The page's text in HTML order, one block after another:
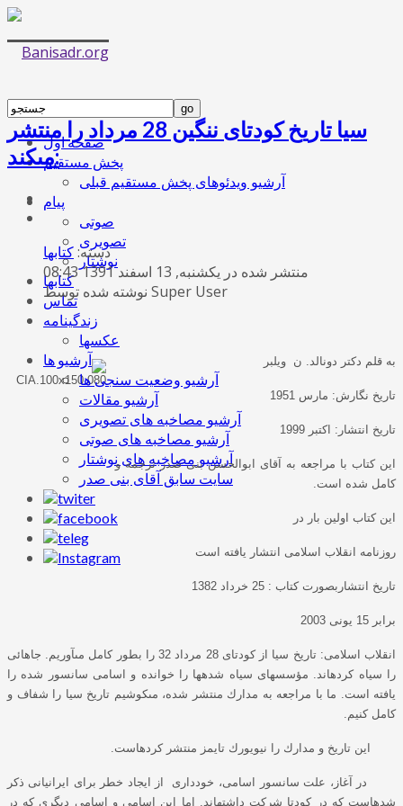
صفحه اول
پخش مستقیم
آرشیو ویدئوهای پخش مستقیم قبلی
پیام
صوتی
تصویری
نوشتار
کتابها
تماس
زندگینامه
عکسها
آرشیو ها
آرشیو وضعیت سنجی ها
آرشیو مقالات
آرشیو مصاخبه های تصویری
آرشیو مصاخبه های صوتی
آرشیو مصاخبه های نوشتار
سایت سابق آقای بنی صدر
سيا تاريخ كودتاى ننگين 28 مرداد را منتشر
مى‏كند:
دسته:کتابها
منتشر شده در یکشنبه, 13 اسفند 1391 08:43
نوشته شده توسط Super User
به قلم دكتر دونالد ن ويلبر
تاريخ نگارش: مارس
تاريخ انتشار : اكتبر
اين كتاب با مراجعه به آقاى ابوالحسن بنى صدر ترجمه و
كامل شده است
اين كتاب اولين بار در
روزنامه انقلاب اسلامى انتشار يافته است
تاريخ انتشاربصورت كتاب : 25 خرداد
برابر يونى
انقلاب اسلامى:تاريخ سيا از كودتاى 28 مرداد را بطور كامل مىآوريم
جاهائى
را
سياه كردهاند مؤسسهاى سياه شدهها را خوانده و اسامى سانسور شده را
يافته
است ما با مراجعه به مدارك منتشر شده، مىكوشيم تاريخ سيا را شفاف و
كامل كنيم
اين تاريخ و مدارك را نيويورك تايمز منتشر كردهاست
در آغاز، علت سانسور اسامى، خوددارى از ايجاد خطر براى ايرانيانى ذكر
شدهاست كه در كودتا شركت داشتهاند اما اين اسامى و اسامى ديگرى كه در